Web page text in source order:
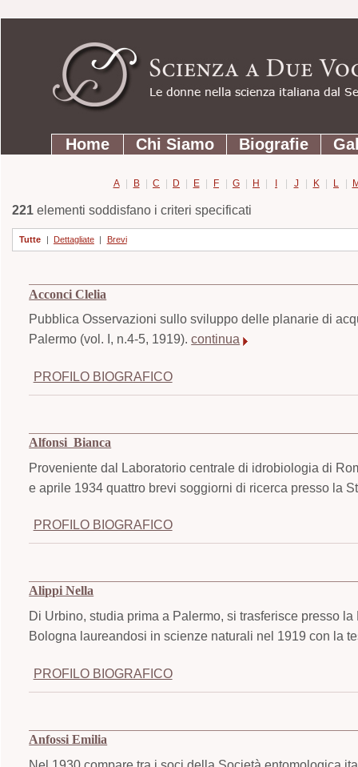
contenuti.
Strumenti
personali
SezioniHome Chi Siamo Biografie
A | B | C | D | E | F | G | H | I | J | K | L |
221elementi soddisfano i criteri specificati
Tutte | Dettagliate | Brevi
Acconci Clelia
Pubblica Osservazioni sullo sviluppo delle planarie di
Palermo (vol. I, n.4-5, 1919).continua
PROFILO BIOGRAFICO
Alfonsi Bianca
Proveniente dal Laboratorio centrale di idrobiologia di
e aprile 1934 quattro brevi soggiorni di ricerca presso la
PROFILO BIOGRAFICO
Alippi Nella
Di Urbino, studia prima a Palermo, si trasferisce presso
Bologna laureandosi in scienze naturali nel 1919 con la
PROFILO BIOGRAFICO
Anfossi Emilia